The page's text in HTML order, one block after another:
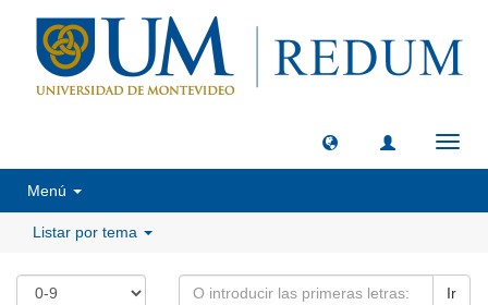
Menú
Listar por tema
Ir